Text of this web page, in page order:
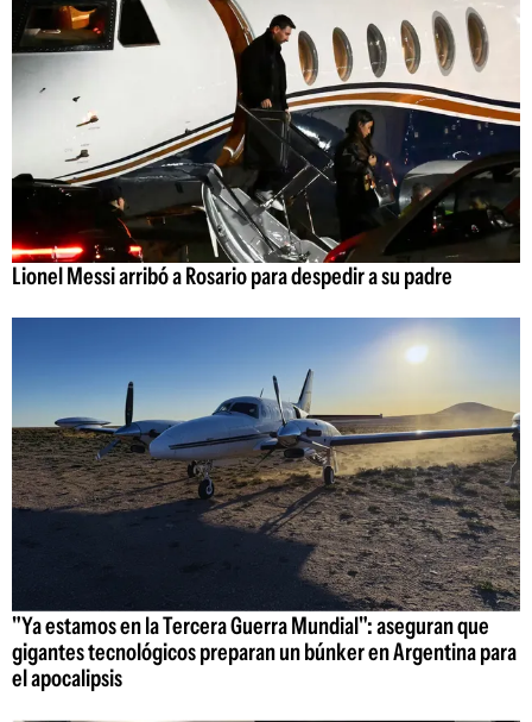
Lionel Messi arribó a Rosario para despedir a su padre
"Ya estamos en la Tercera Guerra Mundial": aseguran que
gigantes tecnológicos preparan un búnker en Argentina para
el apocalipsis